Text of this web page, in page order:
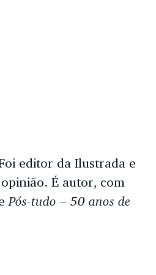
editor da Ilustrada e
É autor, com
Pós-tudo – 50 anos de